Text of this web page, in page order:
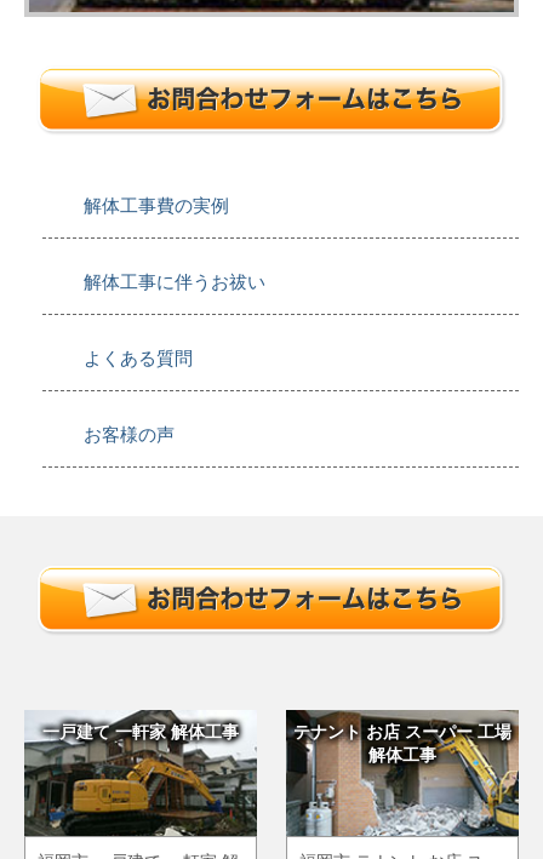
解体工事費の実例
解体工事に伴うお祓い
よくある質問
お客様の声
一戸建て 一軒家 解体工事
テナント お店 スーパー 工場
解体工事